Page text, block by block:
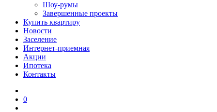
Шоу-румы
Завершенные проекты
Купить квартиру
Новости
Заселение
Интернет-приемная
Акции
Ипотека
Контакты
0